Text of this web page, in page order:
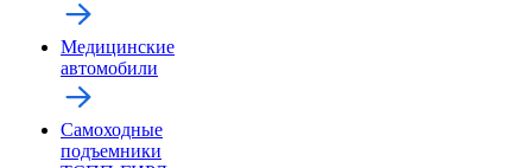
Медицинские
автомобили
Самоходные
подъемники